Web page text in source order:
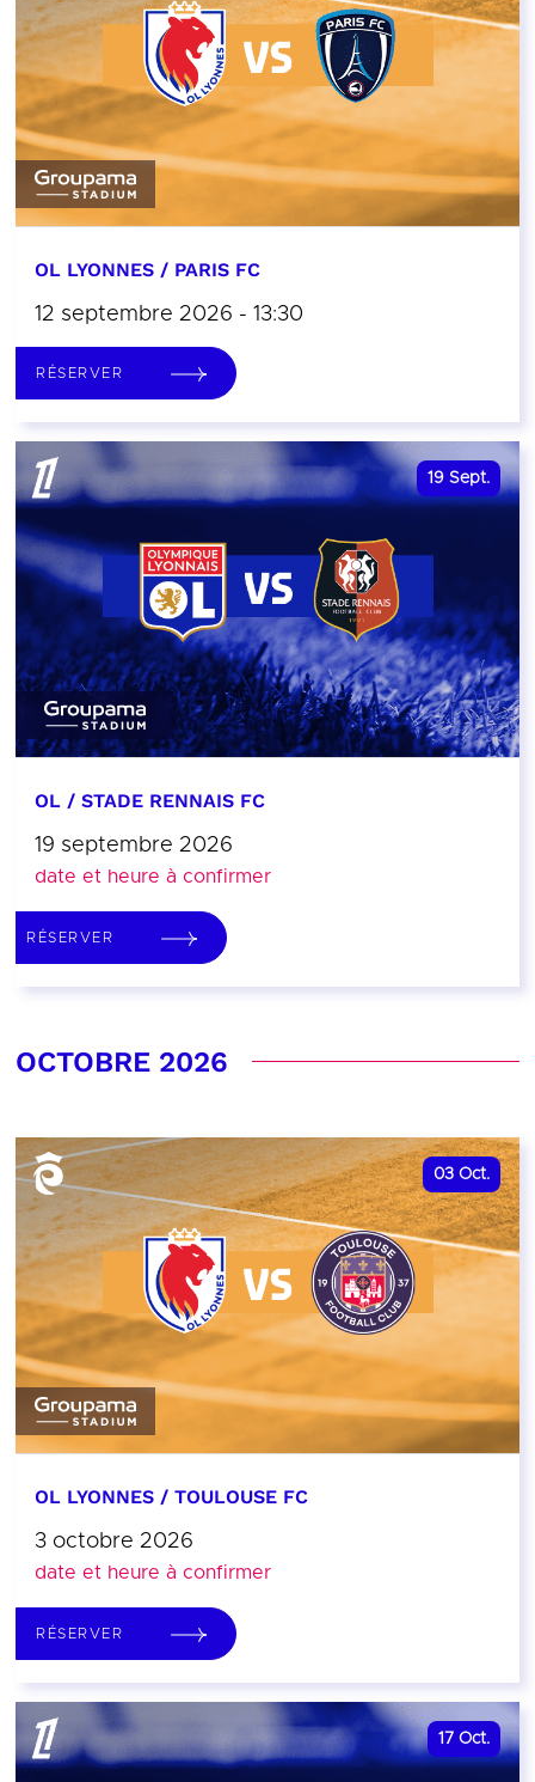
OL LYONNES / PARIS FC
12 septembre 2026 - 13:30
RÉSERVER
19 Sept.
OL / STADE RENNAIS FC
19 septembre 2026
date et heure à confirmer
RÉSERVER
OCTOBRE 2026
03 Oct.
OL LYONNES / TOULOUSE FC
3 octobre 2026
date et heure à confirmer
RÉSERVER
17 Oct.